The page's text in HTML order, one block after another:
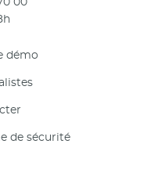
00
démo
de sécurité